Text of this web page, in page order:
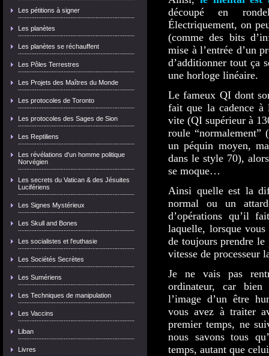
Les pétitions à signer
Les planètes
Les planètes se réchauffent
Les Pôles Terrestres
Les Projets des Maîtres du Monde
Les protocoles de Toronto
Les protocoles des Sages de Sion
Les Reptiliens
Les révélations d'un homme politique
Norvégien
Les secrets du Vatican & des Jésuites
Lucifériens
Les Signes Mystérieux
Les Skull and Bones
Les socialistes et l'euthasie
Les Sociétés Secrètes
Les Sumériens
Les Techniques de manipulation
Les Vaccins
Liban
Livres
découpé en
Électriquement, on
(comme des bits
mise à l’entrée d’un
d’additionner tout ça
une horloge linéaire.
Le fameux QI dont
fait que la cadence à
vite (QI supérieur à
roule “normalement”
un péquin moyen,
dans le style 70),
se moque…
Ainsi quelle est la
normal ou un
d’opérations qu’il
laquelle, lorsque
de toujours prendre
vitesse de processeur
Je ne vais pas
ordinateur, car bien
l’image d’un être
vous avez à traiter
premier temps, ne
nous savons tous
temps, autant que